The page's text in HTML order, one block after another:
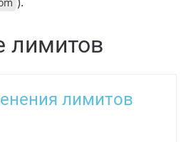
лимитов
лимитов